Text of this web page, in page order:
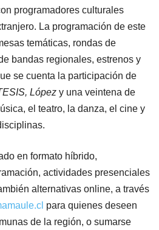
programadores culturales
La programación de este
temáticas, rondas de
bandas regionales, estrenos y
se cuenta la participación de
López y una veintena de
el teatro, la danza, el cine y
en formato híbrido,
actividades presenciales
alternativas online, a través
para quienes deseen
de la región, o sumarse